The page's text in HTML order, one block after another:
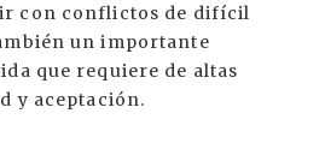
con conflictos de difícil
un importante
que requiere de altas
y aceptación.